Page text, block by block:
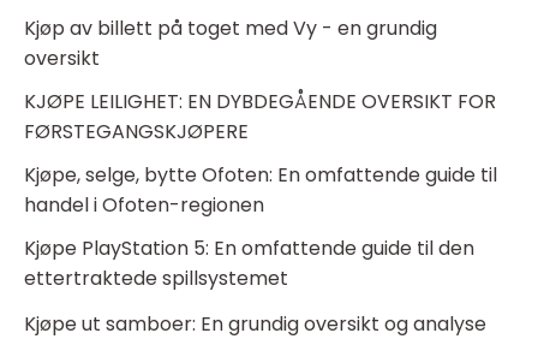
Kjøp av billett på toget med Vy - en grundig
oversikt
KJØPE LEILIGHET: EN DYBDEGÅENDE OVERSIKT FOR
FØRSTEGANGSKJØPERE
Kjøpe, selge, bytte Ofoten: En omfattende guide til
handel i Ofoten-regionen
Kjøpe PlayStation 5: En omfattende guide til den
ettertraktede spillsystemet
Kjøpe ut samboer: En grundig oversikt og analyse